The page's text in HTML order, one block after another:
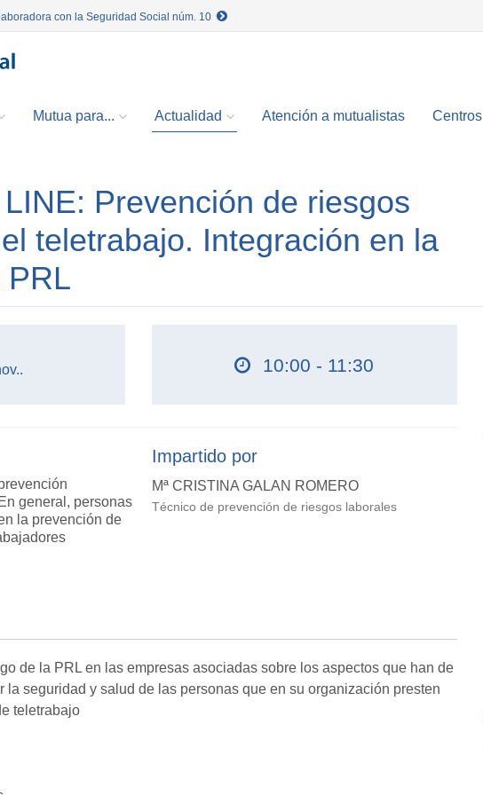
con la Seguridad Social núm. 10
Mutua para... Actualidad Atención a mutualistas Centros
Prevención de riesgos
teletrabajo. Integración en la
PRL
10:00 - 11:30
general, personas
la prevención de
Impartido por
Mª CRISTINA GALAN ROMERO
Técnico de prevención de riesgos laborales
de la PRL en las empresas asociadas sobre los aspectos que han de
la seguridad y salud de las personas que en su organización presten
teletrabajo